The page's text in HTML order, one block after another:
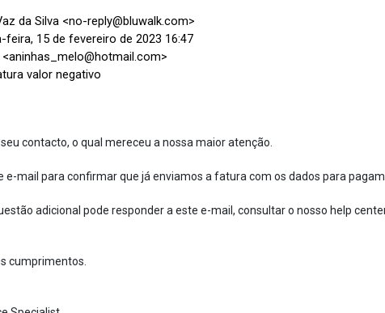
da Silva <no-reply@bluwalk.com>
feira, 15 de fevereiro de 2023 16:47
valor negativo
contacto, o qual mereceu a nossa maior atenção.
e-mail para confirmar que já enviamos a fatura com os dados para
adicional pode responder a este e-mail, consultar o nosso help
cumprimentos.